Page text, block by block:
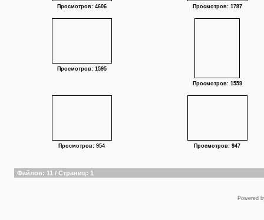
Просмотров: 4606 Просмотров: 1787
Просмотров: 1595
Просмотров: 1559
Просмотров: 954 Просмотров: 947
Файлов: 11 / Страниц: 1
Powered